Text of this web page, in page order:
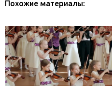
Похожие материалы: